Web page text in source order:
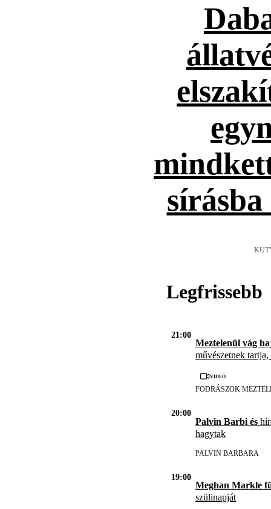
sírásba
Legfrissebb
21:00
Meztelenül vág
művészetnek
Videó
FODRÁSZOK
20:00
Palvin Barbi és
hagytak
PALVIN BARBARA
19:00
Meghan Markle
szülinapját